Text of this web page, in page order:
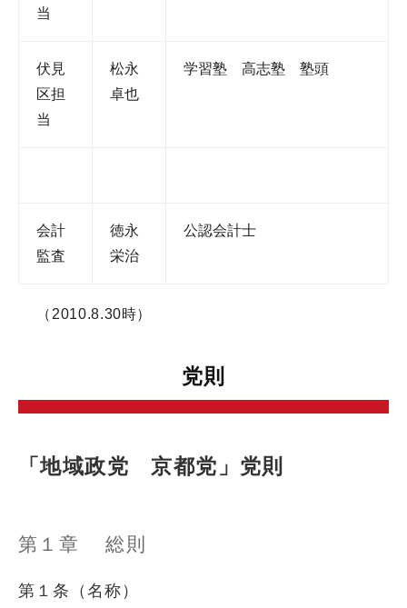
当
伏見
区担
当
松永
卓也
学習塾 高志塾 塾頭
会計
監査
徳永
栄治
公認会計士
（2010.8.30時）
党則
「地域政党 京都党」党則
第１章 総則
第１条（名称）